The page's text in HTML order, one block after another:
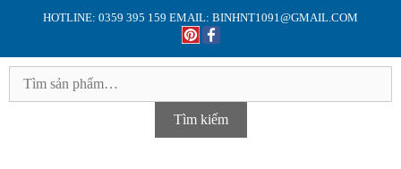
HOTLINE: 0359 395 159 EMAIL: BINHNT1091@GMAIL.COM
Tìm
Tìm kiếm